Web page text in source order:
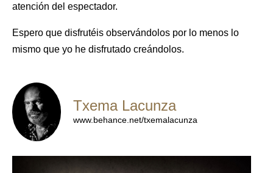
atención del espectador.
Espero que disfrutéis observándolos por lo menos lo
mismo que yo he disfrutado creándolos.
Txema Lacunza
www.behance.net/txemalacunza